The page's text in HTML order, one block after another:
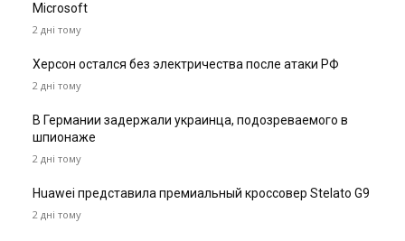
Microsoft
2 дні тому
Херсон остался без электричества после атаки РФ
2 дні тому
В Германии задержали украинца, подозреваемого в
шпионаже
2 дні тому
Huawei представила премиальный кроссовер Stelato G9
2 дні тому